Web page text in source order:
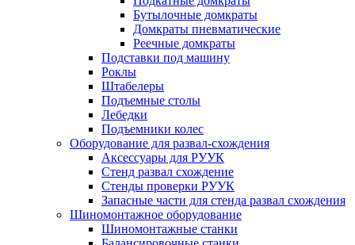
Бутылочные домкраты
Домкраты пневматические
Реечные домкраты
Подставки под машину
Роклы
Штабелеры
Подъемные столы
Лебедки
Подъемники колес
Оборудование для развал-схождения
Аксессуары для РУУК
Стенд развал схождение
Стенды проверки РУУК
Запасные части для стенда развал схождения
Шиномонтажное оборудование
Шиномонтажные станки